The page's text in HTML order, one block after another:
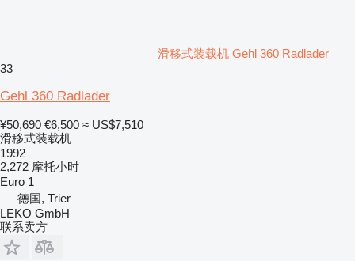
滑移式装载机 Gehl 360 Radlader
33
Gehl 360 Radlader
¥50,690 €6,500 ≈ US$7,510
滑移式装载机
1992
2,272 摩托小时
Euro 1
德国, Trier
LEKO GmbH
联系卖方